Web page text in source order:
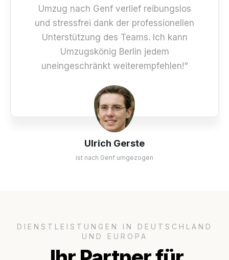
Ulrich Gerste
ist nach Genf umgezogen
Umzug nach Genf verlief reibungslos
und stressfrei dank der professionellen
Unterstützung des Teams. Ich kann
Umzugskönig Berlin jedem
uneingeschränkt weiterempfehlen!"
DIENSTLEISTUNGEN IN DEUTSCHLAND
UND EUROPA